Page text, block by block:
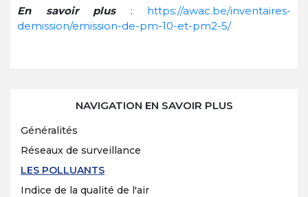
En savoir plus: https://awac.be/inventaires-
demission/emission-de-pm-10-et-pm2-5/
NAVIGATION EN SAVOIR PLUS
Généralités
Réseaux de surveillance
LES POLLUANTS
Indice de la qualité de l'air